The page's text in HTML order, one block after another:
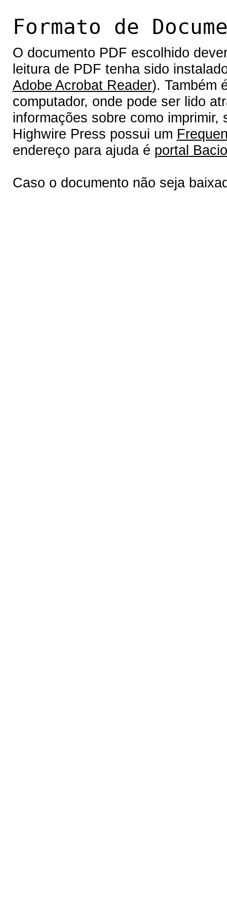
Formato de
O documento PDF escolhido
leitura de PDF tenha sido
Adobe Acrobat Reader). Também
computador, onde pode ser lido
informações sobre como
Highwire Press possui um
endereço para ajuda é portal
Caso o documento não seja